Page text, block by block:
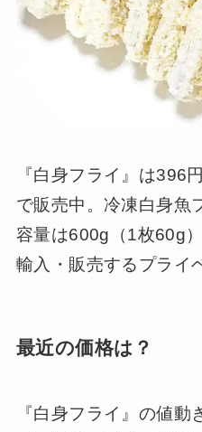
『白身フライ』は396
で販売中。冷凍白身魚
容量は600g（1枚60g
輸入・販売するプライ
最近の価格は？
『白身フライ』の値動